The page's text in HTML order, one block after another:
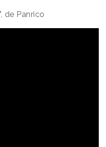
de Panrico